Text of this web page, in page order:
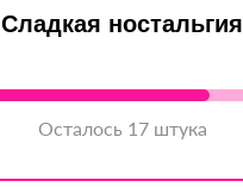
Сладкая ностальгия
Осталось 17 штука